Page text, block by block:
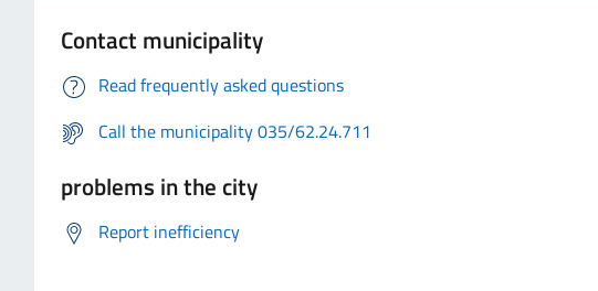
Contact municipality
Read frequently asked questions
Call the municipality 035/62.24.711
problems in the city
Report inefficiency